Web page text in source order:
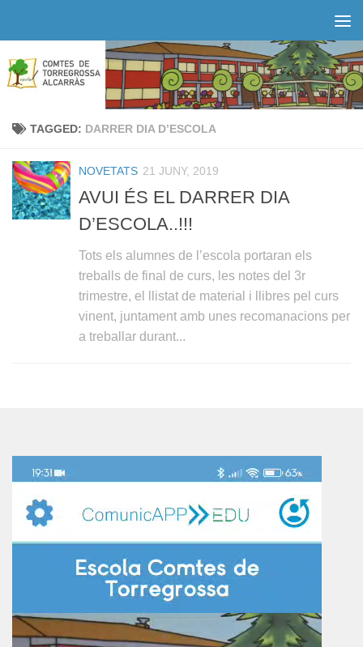
TAGGED: DARRER DIA D’ESCOLA
NOVETATS 21 JUNY, 2019
AVUI ÉS EL DARRER DIA
D’ESCOLA..!!!
Tots els alumnes de l’escola portaran els
treballs de final de curs, les notes del 3r
trimestre, el llistat de material i llibres pel curs
vinent, juntament amb unes recomanacions per
a treballar durant...
de
vídeo